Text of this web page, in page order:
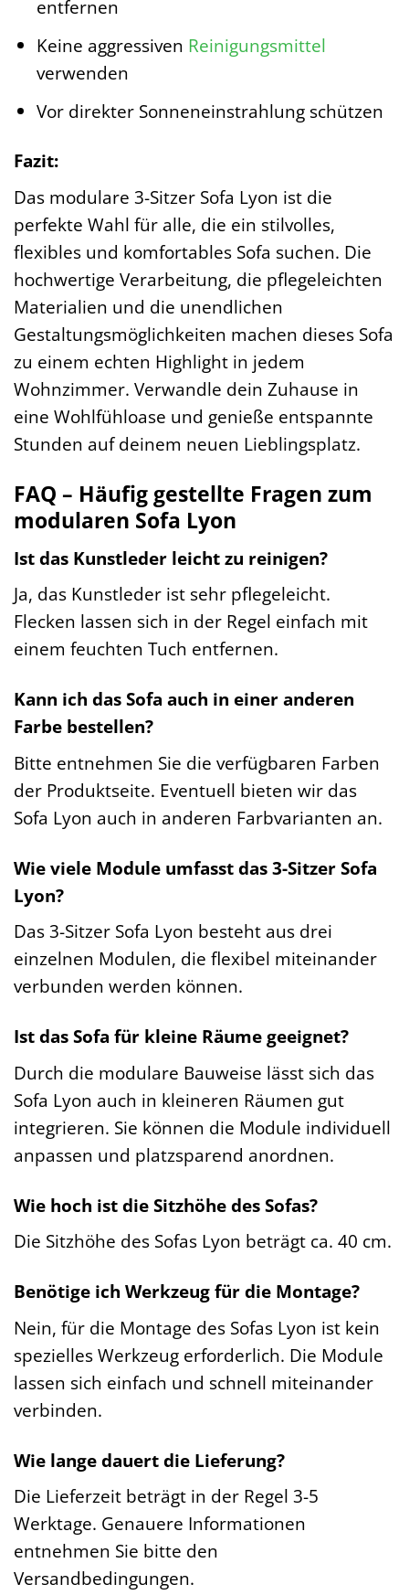
entfernen
Keine aggressiven Reinigungsmittel
verwenden
Vor direkter Sonneneinstrahlung schützen
Fazit:
Das modulare 3-Sitzer Sofa Lyon ist die
perfekte Wahl für alle, die ein stilvolles,
flexibles und komfortables Sofa suchen. Die
hochwertige Verarbeitung, die pflegeleichten
Materialien und die unendlichen
Gestaltungsmöglichkeiten machen dieses Sofa
zu einem echten Highlight in jedem
Wohnzimmer. Verwandle dein Zuhause in
eine Wohlfühloase und genieße entspannte
Stunden auf deinem neuen Lieblingsplatz.
FAQ – Häufig gestellte Fragen zum
modularen Sofa Lyon
Ist das Kunstleder leicht zu reinigen?
Ja, das Kunstleder ist sehr pflegeleicht.
Flecken lassen sich in der Regel einfach mit
einem feuchten Tuch entfernen.
Kann ich das Sofa auch in einer anderen
Farbe bestellen?
Bitte entnehmen Sie die verfügbaren Farben
der Produktseite. Eventuell bieten wir das
Sofa Lyon auch in anderen Farbvarianten an.
Wie viele Module umfasst das 3-Sitzer Sofa
Lyon?
Das 3-Sitzer Sofa Lyon besteht aus drei
einzelnen Modulen, die flexibel miteinander
verbunden werden können.
Ist das Sofa für kleine Räume geeignet?
Durch die modulare Bauweise lässt sich das
Sofa Lyon auch in kleineren Räumen gut
integrieren. Sie können die Module individuell
anpassen und platzsparend anordnen.
Wie hoch ist die Sitzhöhe des Sofas?
Die Sitzhöhe des Sofas Lyon beträgt ca. 40 cm.
Benötige ich Werkzeug für die Montage?
Nein, für die Montage des Sofas Lyon ist kein
spezielles Werkzeug erforderlich. Die Module
lassen sich einfach und schnell miteinander
verbinden.
Wie lange dauert die Lieferung?
Die Lieferzeit beträgt in der Regel 3-5
Werktage. Genauere Informationen
entnehmen Sie bitte den
Versandbedingungen.